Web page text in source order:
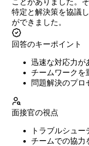
特定と解決策を協議
ができました。
回答のキーポイント
迅速な対応力が
チームワークを
問題解決のプロ
面接官の視点
トラブルシュ
チームでの協力